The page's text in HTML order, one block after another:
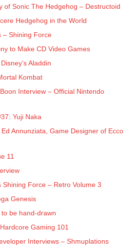
of Sonic The Hedgehog – Destructoid
Hedgehog in the World
– Shining Force
to Make CD Video Games
Aladdin
Kombat
Interview – Official Nintendo
Yuji Naka
Ed Annunziata, Game Designer of Ecco
11
Shining Force – Retro Volume 3
Genesis
be hand-drawn
Gaming 101
Interviews – Shmuplations